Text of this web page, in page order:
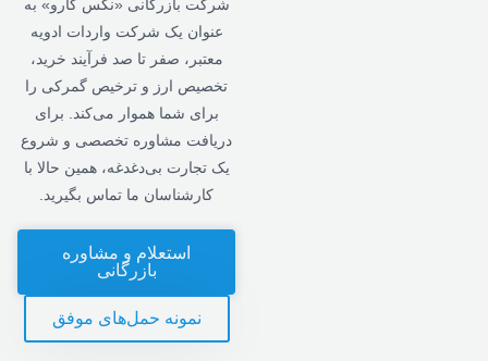
شرکت بازرگانی «نکس کارو» به
عنوان یک شرکت واردات ادویه
معتبر، صفر تا صد فرآیند خرید،
تخصیص ارز و ترخیص گمرکی را
برای شما هموار می‌کند. برای
دریافت مشاوره تخصصی و شروع
یک تجارت بی‌دغدغه، همین حالا با
کارشناسان ما تماس بگیرید.
استعلام و مشاوره
بازرگانی
نمونه حمل‌های موفق